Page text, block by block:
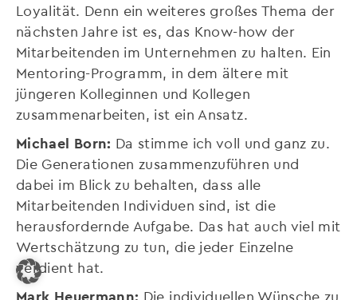
Loyalität. Denn ein weiteres großes Thema der
nächsten Jahre ist es, das Know-how der
Mitarbeitenden im Unternehmen zu halten. Ein
Mentoring-Programm, in dem ältere mit
jüngeren Kolleginnen und Kollegen
zusammenarbeiten, ist ein Ansatz.
Michael Born: Da stimme ich voll und ganz zu.
Die Generationen zusammenzuführen und
dabei im Blick zu behalten, dass alle
Mitarbeitenden Individuen sind, ist die
herausfordernde Aufgabe. Das hat auch viel mit
Wertschätzung zu tun, die jeder Einzelne
verdient hat.
Mark Heuermann: Die individuellen Wünsche zu